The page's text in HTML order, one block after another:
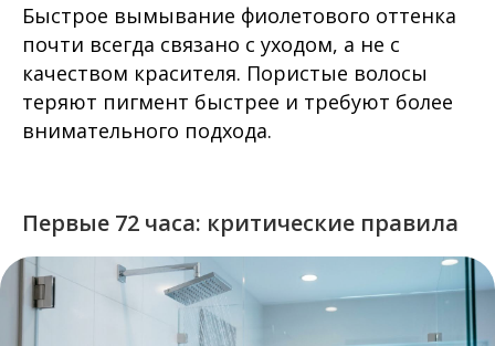
Быстрое вымывание фиолетового оттенка
почти всегда связано с уходом, а не с
качеством красителя. Пористые волосы
теряют пигмент быстрее и требуют более
внимательного подхода.
Первые 72 часа: критические правила